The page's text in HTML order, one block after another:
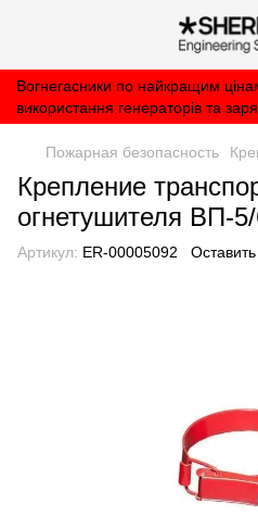
Вогнегасники по найкращим
використання генераторів та
Пожарная безопасность
Крепление
огнетушителя ВП-
Артикул: ER-00005092